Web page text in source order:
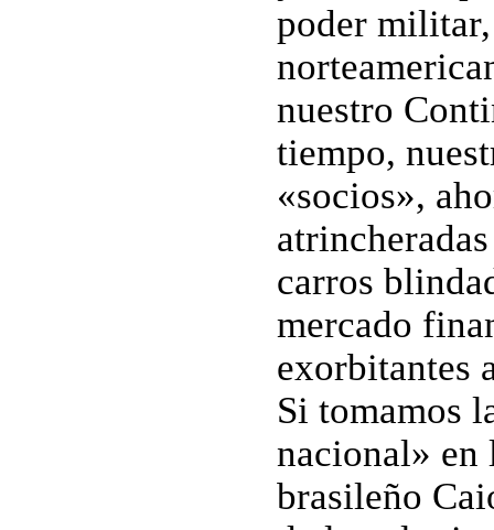
poder
nuestro
tiempo,
«socios»,
carros
mercado
exorbitantes
Si tomamos
nacional» en
brasileño